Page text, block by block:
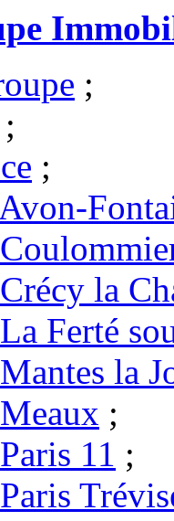
;
;
;
la
Ferté
la
;
11 ;